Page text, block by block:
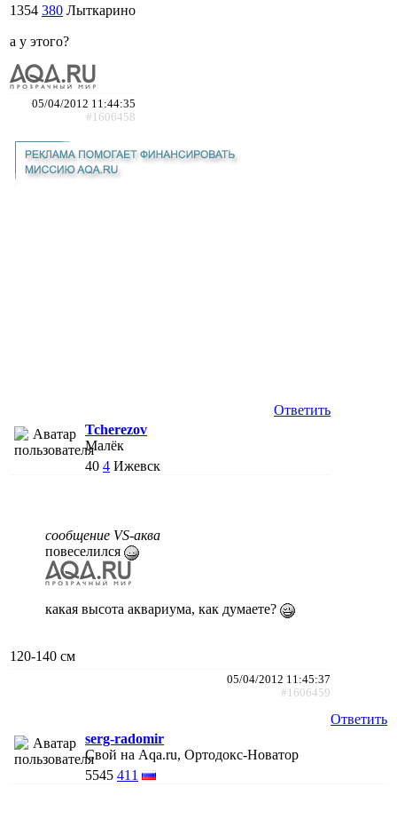
1354 380 Лыткарино
а у этого?
05/04/2012 11:44:35
#1606458
Ответить
Tcherezov
Малёк
40 4 Ижевск
сообщение VS-аква
повеселился
какая высота аквариума, как думаете?
120-140 см
05/04/2012 11:45:37
#1606459
Ответить
serg-radomir
Свой на Aqa.ru, Ортодокс-Новатор
5545 411